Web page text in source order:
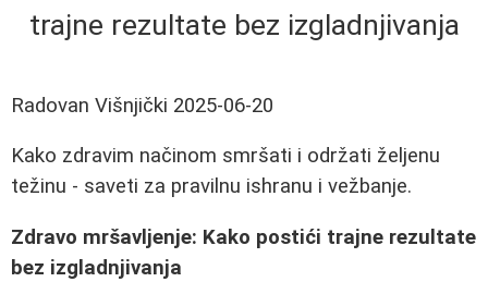
trajne rezultate bez izgladnjivanja
Radovan Višnjički 2025-06-20
Kako zdravim načinom smršati i održati željenu
težinu - saveti za pravilnu ishranu i vežbanje.
Zdravo mršavljenje: Kako postići trajne rezultate
bez izgladnjivanja